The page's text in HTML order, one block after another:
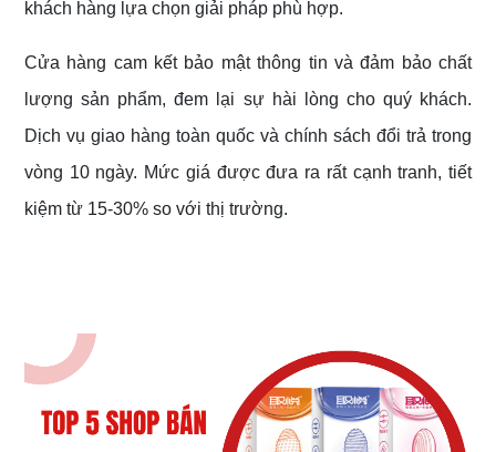
khách hàng lựa chọn giải pháp phù hợp.
Cửa hàng cam kết bảo mật thông tin và đảm bảo chất
lượng sản phẩm, đem lại sự hài lòng cho quý khách.
Dịch vụ giao hàng toàn quốc và chính sách đổi trả trong
vòng 10 ngày. Mức giá được đưa ra rất cạnh tranh, tiết
kiệm từ 15-30% so với thị trường.